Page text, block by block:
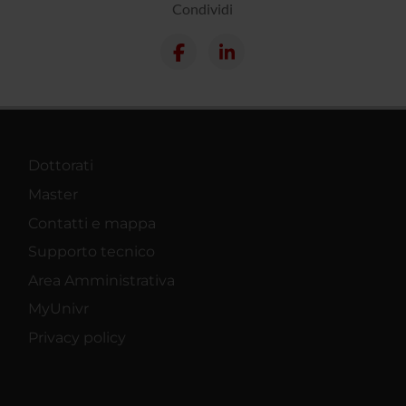
Condividi
Dottorati
Master
Contatti e mappa
Supporto tecnico
Area Amministrativa
MyUnivr
Privacy policy